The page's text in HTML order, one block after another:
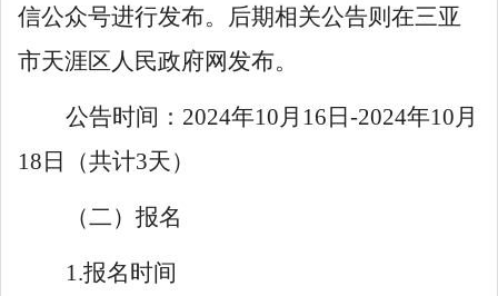
信公众号进行发布。后期相关公告则 在三亚
市天涯区人民政府网发布。
公告时间： 2024年10 月 16 日 -2024年10 月
18 日（共计3天）
（二）报名
1.报名时间